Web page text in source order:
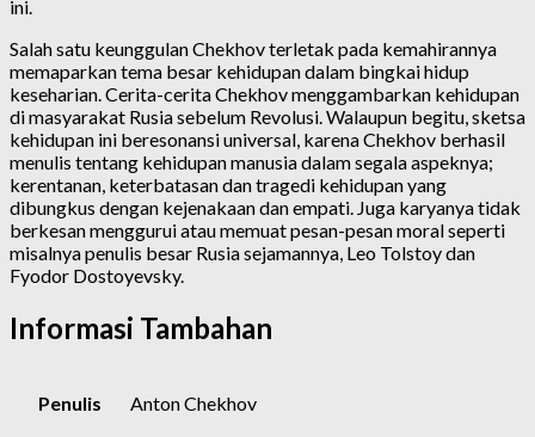
ini.
Salah satu keunggulan Chekhov terletak pada kemahirannya
memaparkan tema besar kehidupan dalam bingkai hidup
keseharian. Cerita-cerita Chekhov menggambarkan kehidupan
di masyarakat Rusia sebelum Revolusi. Walaupun begitu, sketsa
kehidupan ini beresonansi universal, karena Chekhov berhasil
menulis tentang kehidupan manusia dalam segala aspeknya;
kerentanan, keterbatasan dan tragedi kehidupan yang
dibungkus dengan kejenakaan dan empati. Juga karyanya tidak
berkesan menggurui atau memuat pesan-pesan moral seperti
misalnya penulis besar Rusia sejamannya, Leo Tolstoy dan
Fyodor Dostoyevsky.
Informasi Tambahan
Penulis Anton Chekhov